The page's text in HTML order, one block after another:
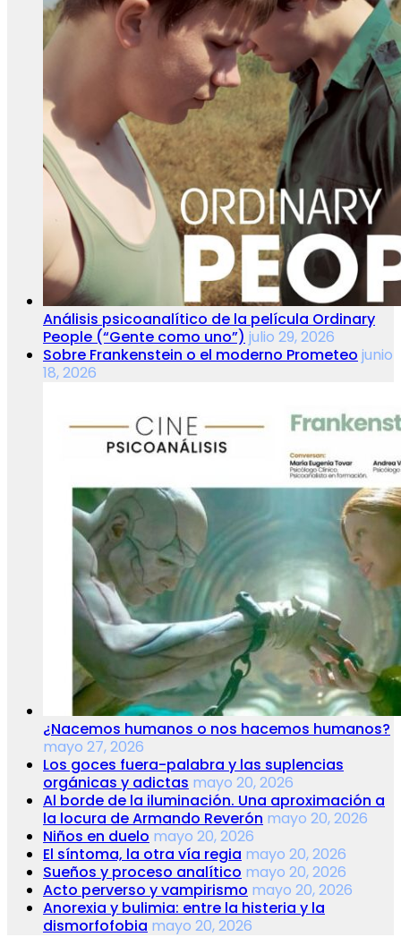
Análisis psicoanalítico de la película Ordinary
People (“Gente como uno”) julio 29, 2026
Sobre Frankenstein o el moderno Prometeo junio
18, 2026
¿Nacemos humanos o nos hacemos humanos?
mayo 27, 2026
Los goces fuera-palabra y las suplencias
orgánicas y adictas mayo 20, 2026
Al borde de la iluminación. Una aproximación a
la locura de Armando Reverón mayo 20, 2026
Niños en duelo mayo 20, 2026
El síntoma, la otra vía regia mayo 20, 2026
Sueños y proceso analítico mayo 20, 2026
Acto perverso y vampirismo mayo 20, 2026
Anorexia y bulimia: entre la histeria y la
dismorfofobia mayo 20, 2026